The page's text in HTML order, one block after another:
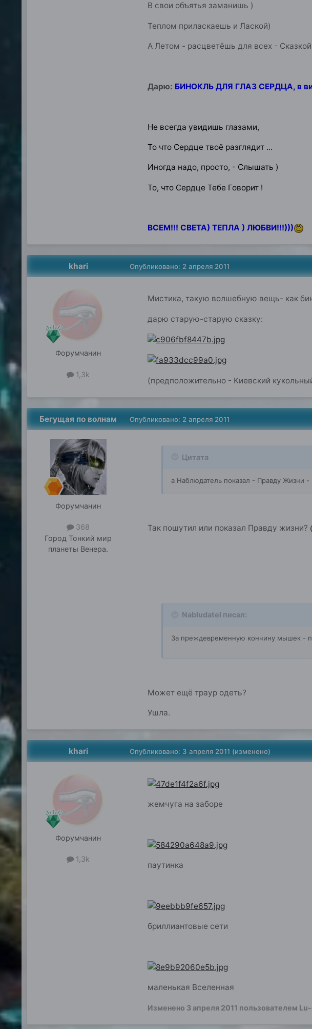
В свои объятья заманишь )
Теплом приласкаешь и Лаской)
А Летом - расцветёшь для всех -
Дарю: БИНОКЛЬ ДЛЯ ГЛАЗ СЕРДЦА, в
Не всегда увидишь глазами,
То что Сердце твоё разглядит ...
Иногда надо, просто, - Слышать )
То, что Сердце Тебе Говорит !
ВСЕМ!!! СВЕТА) ТЕПЛА ) ЛЮБВИ!!!)))
khari
Форумчанин
1,3k
Опубликовано: 2 апреля 2011
Мистика, такую волшебную вещь- как
дарю старую-старую сказку:
(предположительно - Киевский
Бегущая по волнам
Форумчанин
368
Город Тонкий мир
планеты Венера.
Опубликовано: 2 апреля 2011
Цитата
а Наблюдатель показал - Правду Жизни -
Так пошутил или показал Правду жизни?
Nabludatel писал:
За преждевременную кончину мышек -
Может ещё траур одеть?
Ушла.
khari
Форумчанин
1,3k
Опубликовано: 3 апреля 2011 (изменено)
жемчуга на заборе
паутинка
бриллиантовые сети
маленькая Вселенная
Изменено 3 апреля 2011 пользователем